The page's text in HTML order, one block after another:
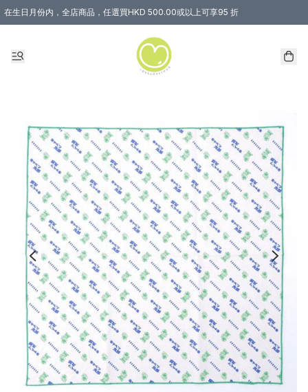
在生日月份内，全店商品，任選買HKD 500.00或以上可享95 折